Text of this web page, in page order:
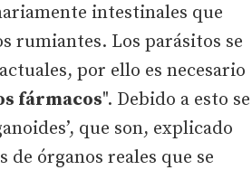
intestinales que
rumiantes. Los parásitos se
por ello es necesario
fármacos". Debido a esto se
que son, explicado
órganos reales que se